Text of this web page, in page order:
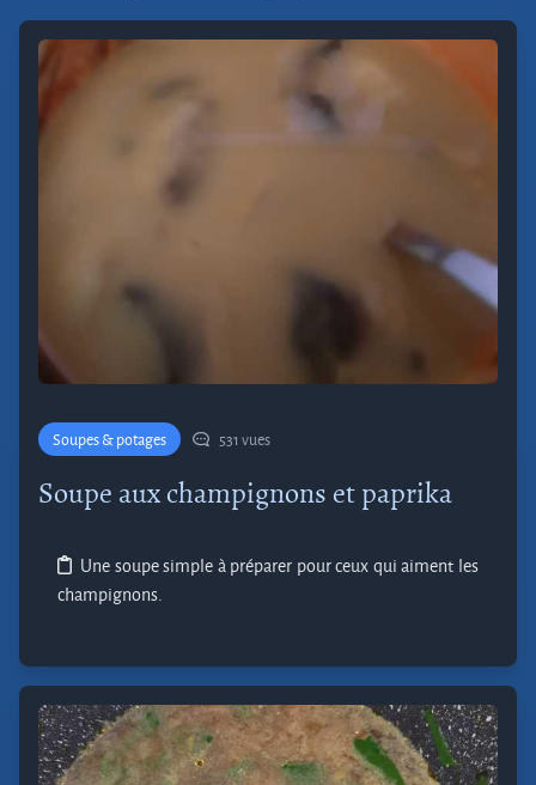
Soupes & potages 531 vues
Soupe aux champignons et paprika
Une soupe simple à préparer pour ceux qui aiment les
champignons.